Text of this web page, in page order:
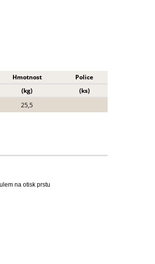
Hmotnost
Police
(kg)
(ks)
25,5
na otisk prstu